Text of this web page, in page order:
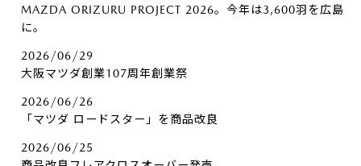
MAZDA ORIZURU PROJECT 2026。今年は3,600羽を広島
に。
2026/06/29
大阪マツダ創業107周年創業祭
2026/06/26
「マツダ ロードスター」を商品改良
2026/06/25